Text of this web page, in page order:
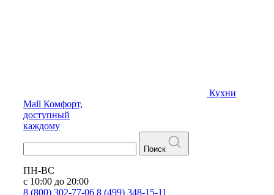
Кухни
Mall Комфорт,
доступный
каждому
Поиск
ПН-ВС
с 10:00 до 20:00
8 (800) 302-77-06 8 (499) 348-15-11